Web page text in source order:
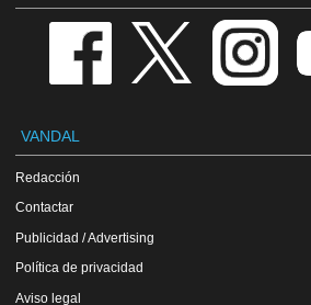
VANDAL
Redacción
Contactar
Publicidad / Advertising
Política de privacidad
Aviso legal